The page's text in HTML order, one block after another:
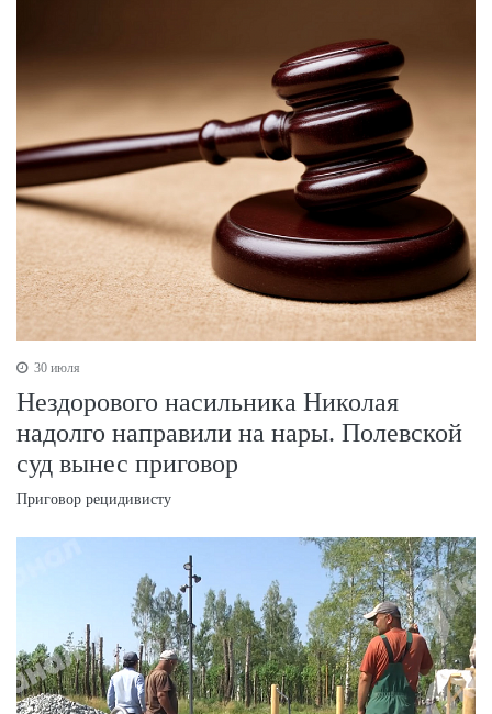
30 июля
Нездорового насильника Николая
надолго направили на нары. Полевской
суд вынес приговор
Приговор рецидивисту